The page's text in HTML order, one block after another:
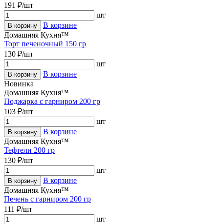
191 ₽/шт
шт
В корзину
В корзине
Домашняя Кухня™
Торт печеночный 150 гр
130 ₽/шт
шт
В корзину
В корзине
Новинка
Домашняя Кухня™
Поджарка с гарниром 200 гр
103 ₽/шт
шт
В корзину
В корзине
Домашняя Кухня™
Тефтели 200 гр
130 ₽/шт
шт
В корзину
В корзине
Домашняя Кухня™
Печень с гарниром 200 гр
111 ₽/шт
шт